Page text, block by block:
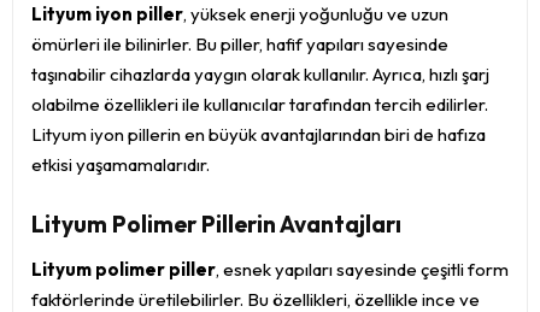
Lityum iyon piller, yüksek enerji yoğunluğu ve uzun
ömürleri ile bilinirler. Bu piller, hafif yapıları sayesinde
taşınabilir cihazlarda yaygın olarak kullanılır. Ayrıca, hızlı şarj
olabilme özellikleri ile kullanıcılar tarafından tercih edilirler.
Lityum iyon pillerin en büyük avantajlarından biri de hafıza
etkisi yaşamamalarıdır.
Lityum Polimer Pillerin Avantajları
Lityum polimer piller, esnek yapıları sayesinde çeşitli form
faktörlerinde üretilebilirler. Bu özellikleri, özellikle ince ve